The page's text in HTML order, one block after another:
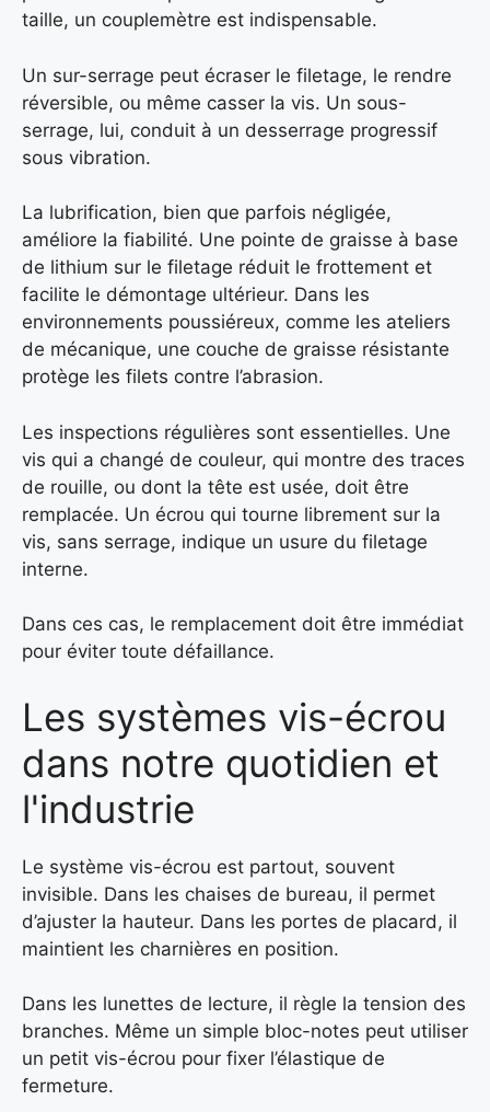
taille, un couplemètre est indispensable.
Un sur-serrage peut écraser le filetage, le rendre
réversible, ou même casser la vis. Un sous-
serrage, lui, conduit à un desserrage progressif
sous vibration.
La lubrification, bien que parfois négligée,
améliore la fiabilité. Une pointe de graisse à base
de lithium sur le filetage réduit le frottement et
facilite le démontage ultérieur. Dans les
environnements poussiéreux, comme les ateliers
de mécanique, une couche de graisse résistante
protège les filets contre l’abrasion.
Les inspections régulières sont essentielles. Une
vis qui a changé de couleur, qui montre des traces
de rouille, ou dont la tête est usée, doit être
remplacée. Un écrou qui tourne librement sur la
vis, sans serrage, indique un usure du filetage
interne.
Dans ces cas, le remplacement doit être immédiat
pour éviter toute défaillance.
Les systèmes vis-écrou
dans notre quotidien et
l'industrie
Le système vis-écrou est partout, souvent
invisible. Dans les chaises de bureau, il permet
d’ajuster la hauteur. Dans les portes de placard, il
maintient les charnières en position.
Dans les lunettes de lecture, il règle la tension des
branches. Même un simple bloc-notes peut utiliser
un petit vis-écrou pour fixer l’élastique de
fermeture.